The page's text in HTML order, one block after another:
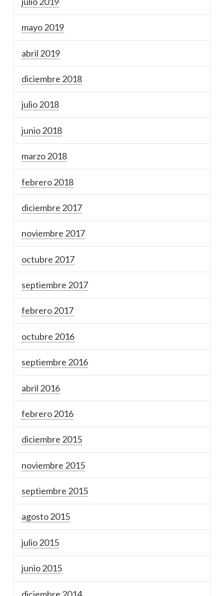
mayo 2019
abril 2019
diciembre 2018
julio 2018
junio 2018
marzo 2018
febrero 2018
diciembre 2017
noviembre 2017
octubre 2017
septiembre 2017
febrero 2017
octubre 2016
septiembre 2016
abril 2016
febrero 2016
diciembre 2015
noviembre 2015
septiembre 2015
agosto 2015
julio 2015
junio 2015
diciembre 2014